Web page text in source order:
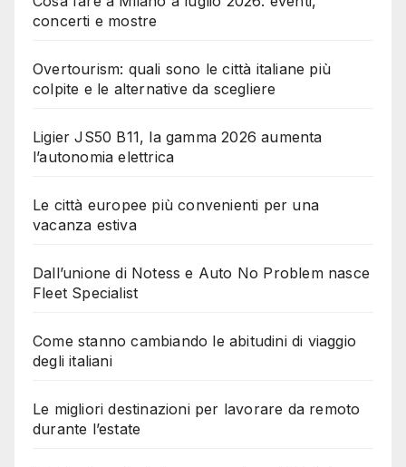
concerti e mostre
Overtourism: quali sono le città italiane più
colpite e le alternative da scegliere
Ligier JS50 B11, la gamma 2026 aumenta
l’autonomia elettrica
Le città europee più convenienti per una
vacanza estiva
Dall’unione di Notess e Auto No Problem nasce
Fleet Specialist
Come stanno cambiando le abitudini di viaggio
degli italiani
Le migliori destinazioni per lavorare da remoto
durante l’estate